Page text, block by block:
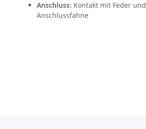
Anschluss: Kontakt mit Feder und
Anschlussfahne